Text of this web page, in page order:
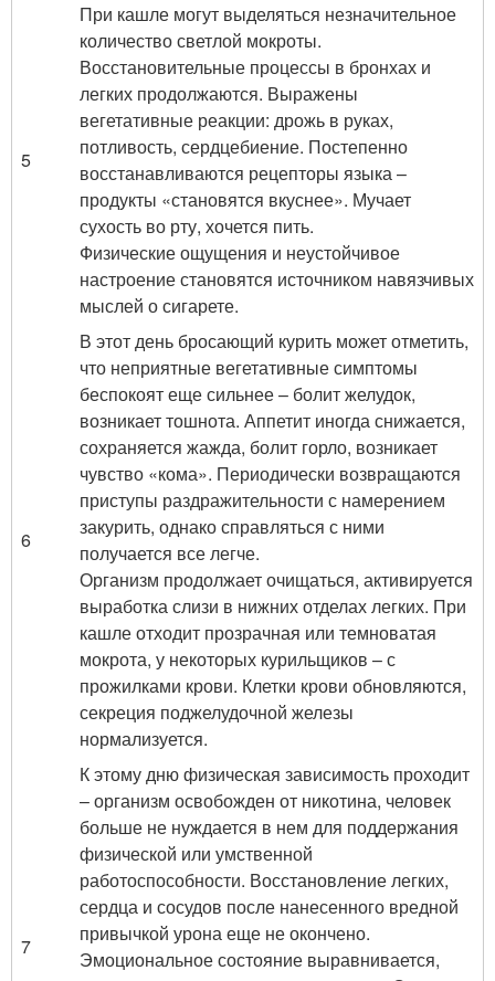
5
При кашле могут выделяться незначительное
количество светлой мокроты.
Восстановительные процессы в бронхах и
легких продолжаются. Выражены
вегетативные реакции: дрожь в руках,
потливость, сердцебиение. Постепенно
восстанавливаются рецепторы языка –
продукты «становятся вкуснее». Мучает
сухость во рту, хочется пить.
Физические ощущения и неустойчивое
настроение становятся источником навязчивых
мыслей о сигарете.
6
В этот день бросающий курить может отметить,
что неприятные вегетативные симптомы
беспокоят еще сильнее – болит желудок,
возникает тошнота. Аппетит иногда снижается,
сохраняется жажда, болит горло, возникает
чувство «кома». Периодически возвращаются
приступы раздражительности с намерением
закурить, однако справляться с ними
получается все легче.
Организм продолжает очищаться, активируется
выработка слизи в нижних отделах легких. При
кашле отходит прозрачная или темноватая
мокрота, у некоторых курильщиков – с
прожилками крови. Клетки крови обновляются,
секреция поджелудочной железы
нормализуется.
7
К этому дню физическая зависимость проходит
– организм освобожден от никотина, человек
больше не нуждается в нем для поддержания
физической или умственной
работоспособности. Восстановление легких,
сердца и сосудов после нанесенного вредной
привычкой урона еще не окончено.
Эмоциональное состояние выравнивается,